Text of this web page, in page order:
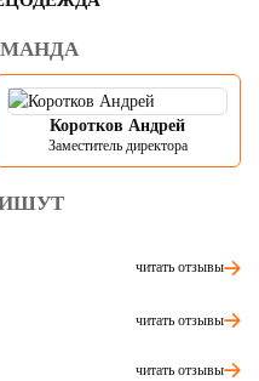
Коротков Андрей
Заместитель директора
читать отзывы
читать отзывы
читать отзывы